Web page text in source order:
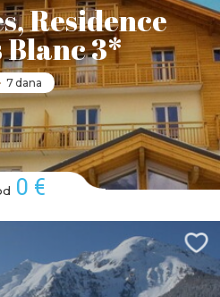
Residence
Blanc 3*
7 dana
0 €